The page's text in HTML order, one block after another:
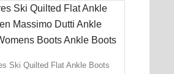
Ski Quilted Flat Ankle Boots